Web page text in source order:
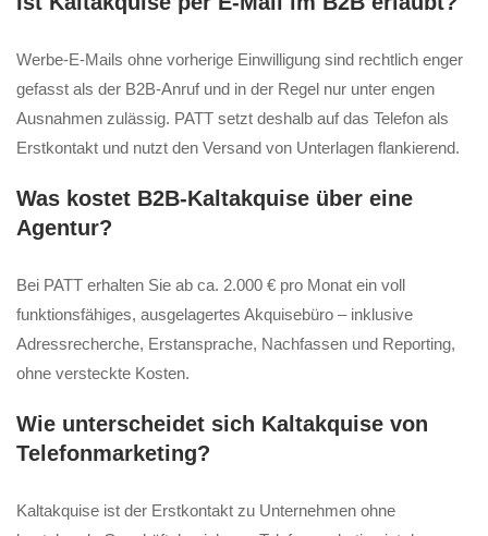
Werbe-E-Mails ohne vorherige Einwilligung sind rechtlich enger
gefasst als der B2B-Anruf und in der Regel nur unter engen
Ausnahmen zulässig. PATT setzt deshalb auf das Telefon als
Erstkontakt und nutzt den Versand von Unterlagen flankierend.
Was kostet B2B-Kaltakquise über eine
Agentur?
Bei PATT erhalten Sie ab ca. 2.000 € pro Monat ein voll
funktionsfähiges, ausgelagertes Akquisebüro – inklusive
Adressrecherche, Erstansprache, Nachfassen und Reporting,
ohne versteckte Kosten.
Wie unterscheidet sich Kaltakquise von
Telefonmarketing?
Kaltakquise ist der Erstkontakt zu Unternehmen ohne